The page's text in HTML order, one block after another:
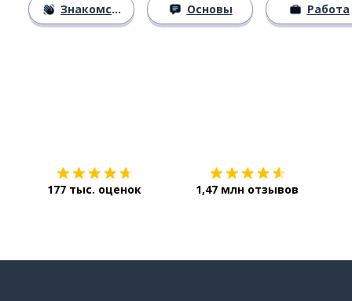
Знакомство Основы Работа
177 тыс. оценок 1,47 млн отзывов